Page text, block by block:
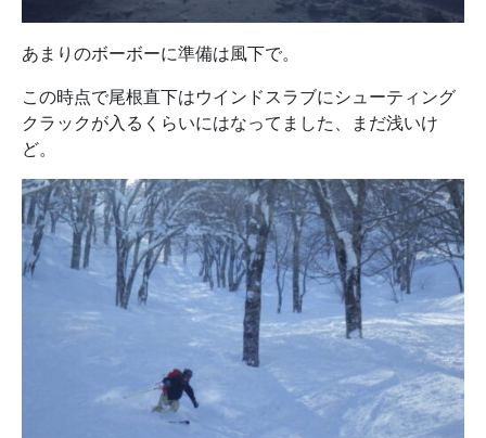
あまりのボーボーに準備は風下で。
この時点で尾根直下はウインドスラブにシューティング
クラックが入るくらいにはなってました、まだ浅いけ
ど。